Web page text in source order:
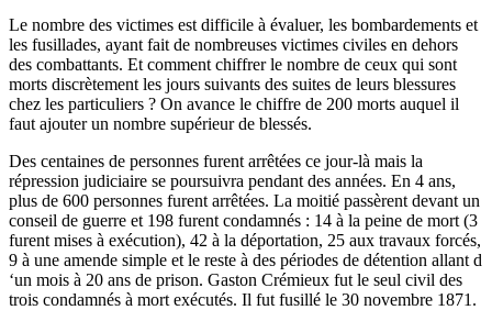
Le nombre des victimes est difficile à évaluer, les bombardements et
les fusillades, ayant fait de nombreuses victimes civiles en dehors
des combattants. Et comment chiffrer le nombre de ceux qui sont
morts discrètement les jours suivants des suites de leurs blessures
chez les particuliers ? On avance le chiffre de 200 morts auquel il
faut ajouter un nombre supérieur de blessés.
Des centaines de personnes furent arrêtées ce jour-là mais la
répression judiciaire se poursuivra pendant des années. En 4 ans,
plus de 600 personnes furent arrêtées. La moitié passèrent devant un
conseil de guerre et 198 furent condamnés : 14 à la peine de mort (3
furent mises à exécution), 42 à la déportation, 25 aux travaux forcés,
9 à une amende simple et le reste à des périodes de détention allant d
‘un mois à 20 ans de prison. Gaston Crémieux fut le seul civil des
trois condamnés à mort exécutés. Il fut fusillé le 30 novembre 1871.